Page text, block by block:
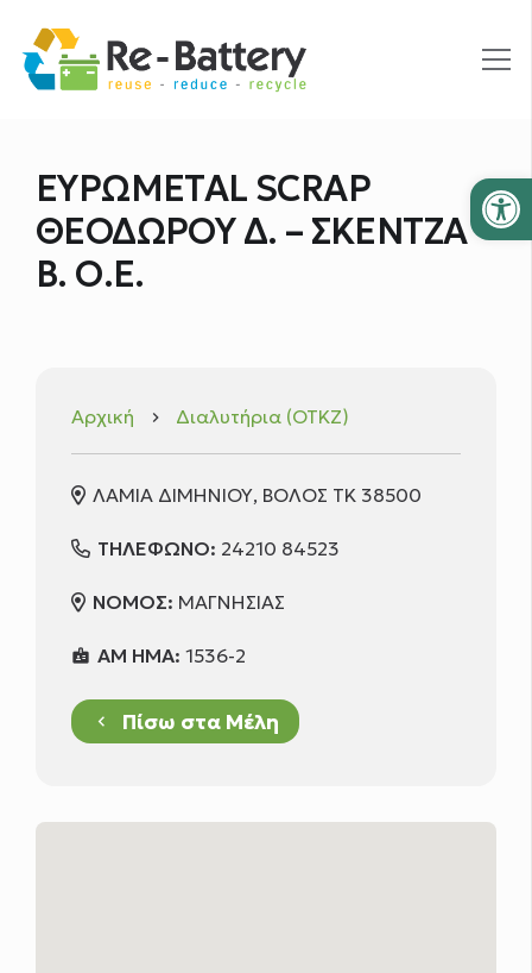
ΕΥΡΩMETAL SCRAP
ΘΕΟΔΩΡΟΥ Δ. – ΣΚΕΝΤΖΑ
Β. Ο.Ε.
Αρχική keyboard_arrow_right Διαλυτήρια (ΟΤΚΖ)
ΛΑΜΙΑ ΔΙΜΗΝΙΟΥ, ΒΟΛΟΣ ΤΚ 38500
ΤΗΛΕΦΩΝΟ: 24210 84523
ΝΟΜΟΣ: ΜΑΓΝΗΣΙΑΣ
badge ΑΜ ΗΜΑ:1536-2
keyboard_arrow_left Πίσω στα Μέλη